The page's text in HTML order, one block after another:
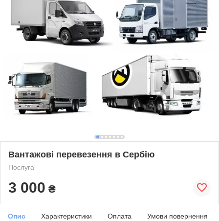
Вантажові перевезення в Сербію
Послуга
3 000 ₴
Опис Характеристики Оплата Умови повернення